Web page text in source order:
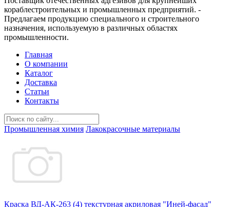
кораблестроительных и промышленных предприятий. -
Предлагаем продукцию специального и строительного
назначения, используемую в различных областях
промышленности.
Главная
О компании
Каталог
Доставка
Статьи
Контакты
Промышленная химия Лакокрасочные материалы
Краска ВД-АК-263 (4) текстурная акриловая "Иней-фасад"